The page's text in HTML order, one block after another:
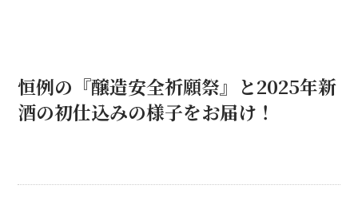
恒例の『醸造安全祈願祭』と2025年新
酒の初仕込みの様子をお届け！